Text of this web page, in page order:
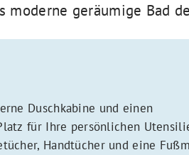
moderne geräumige Bad
Duschkabine und einen
für Ihre persönlichen
Handtücher und eine